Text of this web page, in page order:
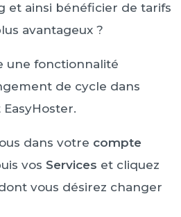
et ainsi bénéficier de tarifs
avantageux ?
une fonctionnalité
de cycle dans
dans votre compte
vos Services et cliquez
vous désirez changer